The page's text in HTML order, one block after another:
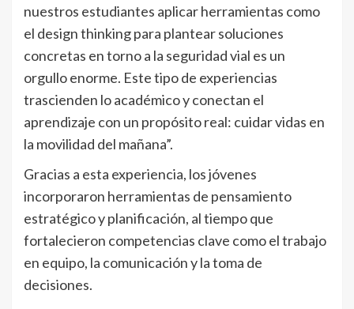
nuestros estudiantes aplicar herramientas como
el design thinking para plantear soluciones
concretas en torno a la seguridad vial es un
orgullo enorme. Este tipo de experiencias
trascienden lo académico y conectan el
aprendizaje con un propósito real: cuidar vidas en
la movilidad del mañana”.
Gracias a esta experiencia, los jóvenes
incorporaron herramientas de pensamiento
estratégico y planificación, al tiempo que
fortalecieron competencias clave como el trabajo
en equipo, la comunicación y la toma de
decisiones.